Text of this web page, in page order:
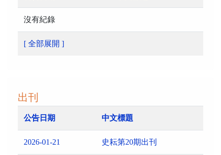
沒有紀錄
[ 全部展開 ]
出刊
公告日期 中文標題
2026-01-21 史耘第20期出刊